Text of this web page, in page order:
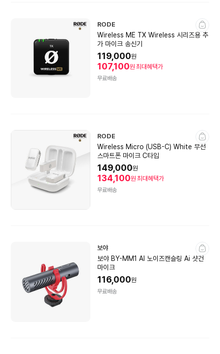
RODE
Wireless ME TX Wireless 시리즈용 추
가 마이크 송신기
119,000원
107,100원 최대혜택가
무료배송
RODE
Wireless Micro (USB-C) White 무선
스마트폰 마이크 C타입
149,000원
134,100원 최대혜택가
무료배송
보야
보야 BY-MM1 AI 노이즈캔슬링 Ai 샷건
마이크
116,000원
무료배송